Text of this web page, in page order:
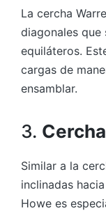
La cercha
diagonales
equiláteros.
cargas de
ensamblar.
3.
Similar a la
inclinadas
Howe es